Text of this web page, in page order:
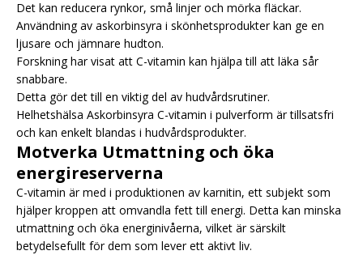
Det kan reducera rynkor, små linjer och mörka fläckar.
Användning av askorbinsyra i skönhetsprodukter kan ge en
ljusare och jämnare hudton.
Forskning har visat att C-vitamin kan hjälpa till att läka sår
snabbare.
Detta gör det till en viktig del av hudvårdsrutiner.
Helhetshälsa Askorbinsyra C-vitamin i pulverform är tillsatsfri
och kan enkelt blandas i hudvårdsprodukter.
Motverka Utmattning och öka
energireserverna
C-vitamin är med i produktionen av karnitin, ett subjekt som
hjälper kroppen att omvandla fett till energi. Detta kan minska
utmattning och öka energinivåerna, vilket är särskilt
betydelsefullt för dem som lever ett aktivt liv.